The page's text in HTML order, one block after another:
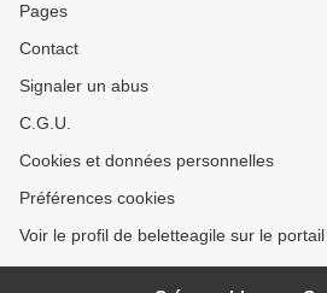
Pages
Contact
Signaler un abus
C.G.U.
Cookies et données personnelles
Préférences cookies
Voir le profil de beletteagile sur le